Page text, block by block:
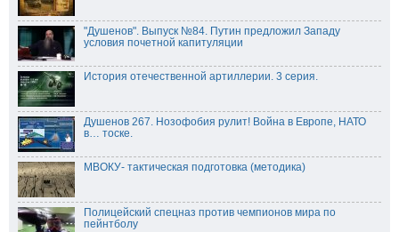
"Душенов". Выпуск №84. Путин предложил Западу
условия почетной капитуляции
История отечественной артиллерии. 3 серия.
Душенов 267. Нозофобия рулит! Война в Европе, НАТО
в… тоске.
МВОКУ- тактическая подготовка (методика)
Полицейский спецназ против чемпионов мира по
пейнтболу